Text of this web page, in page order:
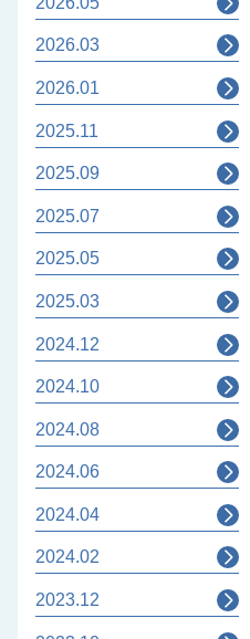
2026.03
2026.01
2025.11
2025.09
2025.07
2025.05
2025.03
2024.12
2024.10
2024.08
2024.06
2024.04
2024.02
2023.12